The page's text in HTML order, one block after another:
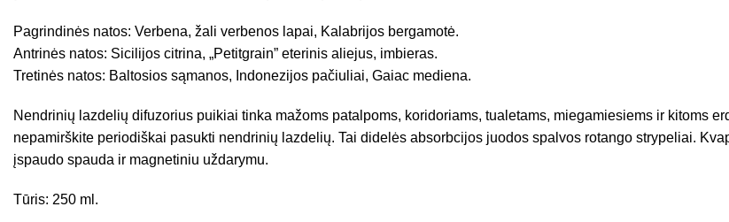
Pagrindinės natos: Verbena, žali verbenos lapai, Kalabrijos bergamotė.
Antrinės natos: Sicilijos citrina, „Petitgrain” eterinis aliejus, imbieras.
Tretinės natos: Baltosios sąmanos, Indonezijos pačiuliai, Gaiac mediena.
Nendrinių lazdelių difuzorius puikiai tinka mažoms patalpoms, koridoriams, tualetams, miegamiesiems ir kitoms
nepamirškite periodiškai pasukti nendrinių lazdelių. Tai didelės absorbcijos juodos spalvos rotango strypeliai.
įspaudo spauda ir magnetiniu uždarymu.
Tūris: 250 ml.